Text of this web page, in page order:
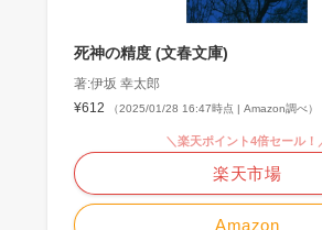
死神の精度 (文春文庫)
著:伊坂 幸太郎
¥612
（2025/01/28 16:47時点 | Amazon調べ）
Amazon
＼楽天ポイント4倍セール！
楽天市場